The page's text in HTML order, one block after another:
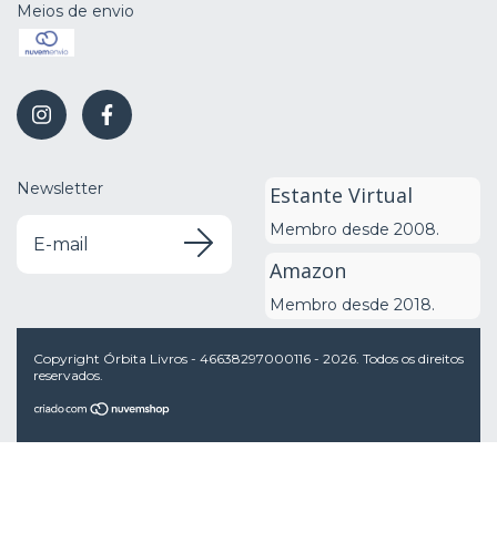
Meios de envio
Newsletter Estante Virtual
Membro desde 2008.
Amazon
Membro desde 2018.
Copyright Órbita Livros - 46638297000116 - 2026. Todos os direitos
reservados.